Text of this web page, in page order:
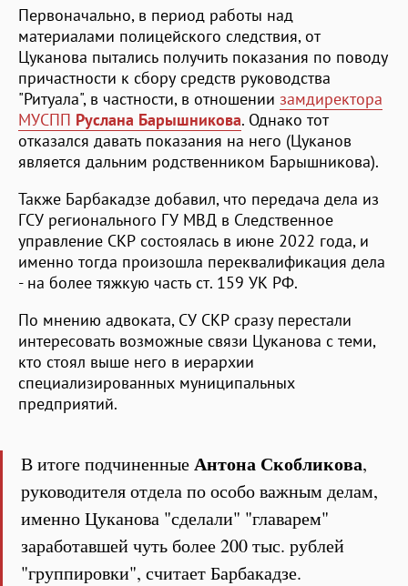
Первоначально, в период работы над
материалами полицейского следствия, от
Цуканова пытались получить показания по поводу
причастности к сбору средств руководства
"Ритуала", в частности, в отношении замдиректора
МУСПП Руслана Барышникова. Однако тот
отказался давать показания на него (Цуканов
является дальним родственником Барышникова).
Также Барбакадзе добавил, что передача дела из
ГСУ регионального ГУ МВД в Следственное
управление СКР состоялась в июне 2022 года, и
именно тогда произошла переквалификация дела
- на более тяжкую часть ст. 159 УК РФ.
По мнению адвоката, СУ СКР сразу перестали
интересовать возможные связи Цуканова с теми,
кто стоял выше него в иерархии
специализированных муниципальных
предприятий.
В итоге подчиненныеАнтона Скобликова,
руководителя отдела по особо важным делам,
именно Цуканова "сделали" "главарем"
заработавшей чуть более 200 тыс. рублей
"группировки", считает Барбакадзе.